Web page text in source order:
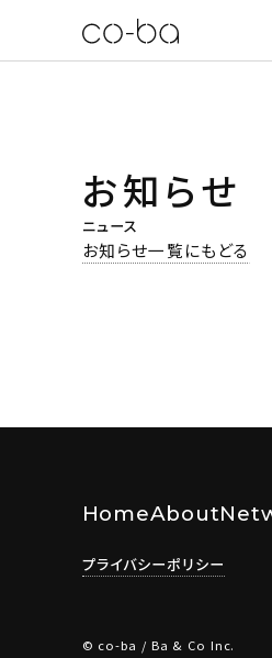
お知らせ
ニュース
お知らせ一覧にもどる
HomeAbout
プライバシーポリシー
© co-ba / Ba & Co Inc.